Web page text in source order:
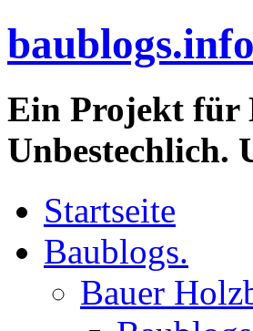
baublogs.info
Ein Projekt für
Unbestechlich.
Startseite
Baublogs.
Bauer